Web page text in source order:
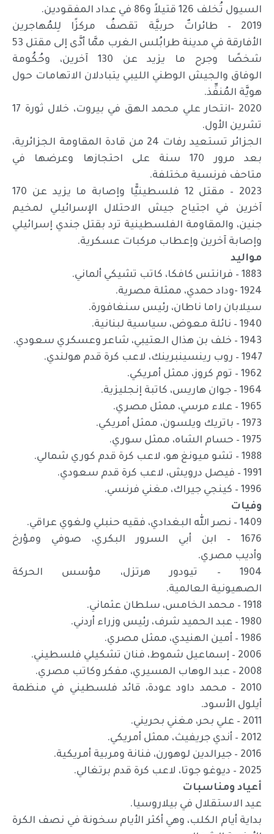
السيول تُخلف 126 قتيلاً و86 في عداد المفقودين.
2019 – طائراتٌ حربيَّة تقصفُ مركزًا لِلمُهاجرين
الأفارقة في مدينة طرابُلس الغرب ممَّا أدَّى إلى مقتل 53
شخصًا وجرح ما يزيد عن 130 آخرين، وحُكُومة
الوفاق والجيش الوطني الليبي يتبادلان الاتهامات حول
هويَّة المُنفِّذ.
2020 -انتحار علي محمد الهق في بيروت، خلال ثورة 17
تشرين الأول.
الجزائر تستعيد رفات 24 من قادة المقاومة الجزائرية،
بعد مرور 170 سنة على احتجازها وعرضها في
متاحف فرنسية مختلفة.
2023 – مقتل 12 فلسطينيًّا وإصابة ما يزيد عن 170
آخرين في اجتياح جيش الاحتلال الإسرائيلي لمخيم
جنين، والمقاومة الفلسطينية ترد بقتل جندي إسرائيلي
وإصابة آخرين وإعطاب مركبات عسكرية.
مواليد
1883 – فرانتس كافكا، كاتب تشيكي ألماني.
1924 -وداد حمدي، ممثلة مصرية.
سيلابان راما ناطان، رئيس سنغافورة.
1940 – نائلة معوض، سياسية لبنانية.
1943 – خلف بن هذال العتيبي، شاعر وعسكري سعودي.
1947 – روب رينسينبرينك، لاعب كرة قدم هولندي.
1962 – توم كروز، ممثل أمريكي.
1964 – جوان هاريس، كاتبة إنجليزية.
1965 – علاء مرسي، ممثل مصري.
1973 – باتريك ويلسون، ممثل أمريكي.
1975 – حسام الشاه، ممثل سوري.
1988 – تشو ميونغ هو، لاعب كرة قدم كوري شمالي.
1991 – فيصل درويش، لاعب كرة قدم سعودي.
1996 – كينجي جيراك، مغني فرنسي.
وفيات
1409 – نصر الله البغدادي، فقيه حنبلي ولغوي عراقي.
1676 – ابن أبي السرور البكري، صوفي ومؤرخ
وأديب مصري.
1904 – تيودور هرتزل، مؤسس الحركة
الصهيونية العالمية.
1918 – محمد الخامس، سلطان عثماني.
1980 – عبد الحميد شرف، رئيس وزراء أردني.
1986 – أمين الهنيدي، ممثل مصري.
2006 – إسماعيل شموط، فنان تشكيلي فلسطيني.
2008 – عبد الوهاب المسيري، مفكر وكاتب مصري.
2010 – محمد داود عودة، قائد فلسطيني في منظمة
أيلول الأسود.
2011 – علي بحر، مغني بحريني.
2012 – أندي جريفيث، ممثل أمريكي.
2016 – جيرالدين لوهورن، فنانة ومربية أمريكية.
2025 – ديوغو جوتا، لاعب كرة قدم برتغالي.
أعياد ومناسبات
عيد الاستقلال في بيلاروسيا.
بداية أيام الكلب، وهي أكثر الأيام سخونة في نصف الكرة